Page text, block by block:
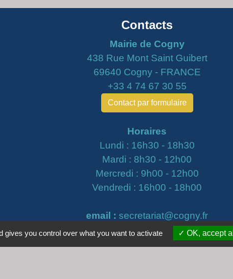
Contacts
Mairie de Cogny
438 Rue Mont Saint Guibert
69640 Cogny - FRANCE
+33 4 74 67 30 55
Contact par formulaire
Horaires
Lundi : 16h30 - 18h30
Mardi : 8h30 - 12h00
Mercredi : 9h00 - 12h00
Vendredi : 16h00 - 18h00
email : secretariat@cogny.fr
gives you control over what you want to activate OK, accept all